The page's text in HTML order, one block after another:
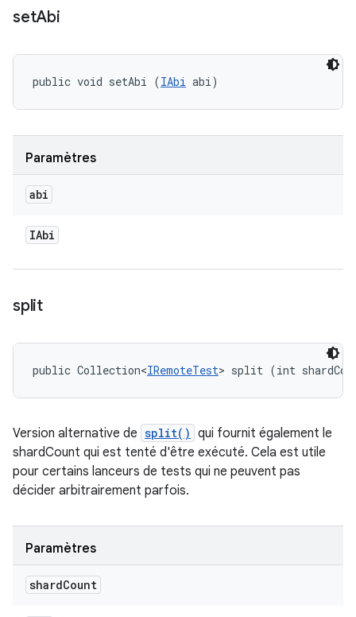
setAbi
public void setAbi (IAbi abi)
Paramètres
abi
IAbi
split
public Collection<IRemoteTest> split (int
Version alternative de split() qui fournit également le
shardCount qui est tenté d'être exécuté. Cela est utile
pour certains lanceurs de tests qui ne peuvent pas
décider arbitrairement parfois.
Paramètres
shardCount